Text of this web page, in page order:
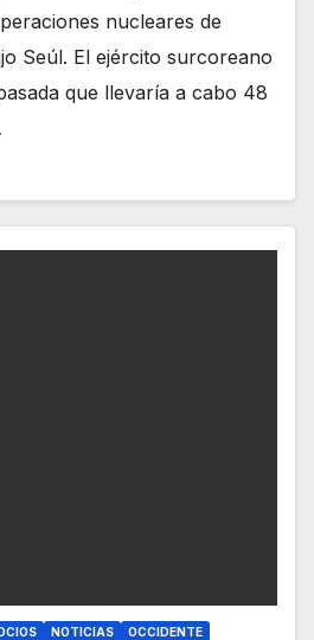
nucleares de
Seúl. El ejército surcoreano
que llevaría a cabo 48
NOTICIAS OCCIDENTE